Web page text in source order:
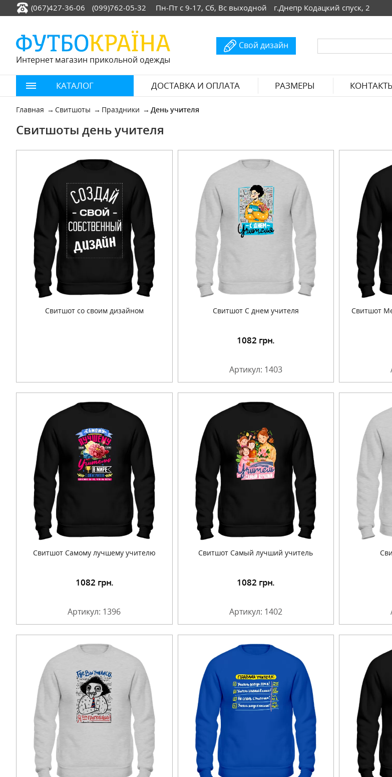
(067)427-36-06 (099)762-05-32 Пн-Пт с 9-17, Сб, Вс выходной г.Днепр Кодацкий спуск, 2
Интернет магазин прикольной одежды
Свой дизайн
КАТАЛОГ ДОСТАВКА И ОПЛАТА РАЗМЕРЫ
Главная Свитшоты Праздники День учителя
Свитшоты день учителя
Свитшот со своим дизайном Свитшот С днем учителя
1082 грн.
Артикул: 1403
Свитшот
Подробнее
Свитшот Самому лучшему учителю
1082 грн.
Артикул: 1396
Свитшот Самый лучший учитель
Подробнее 1082 грн.
Артикул: 1402
Подробнее